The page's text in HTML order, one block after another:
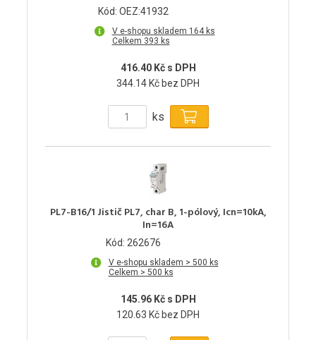
Kód: OEZ:41932
V e-shopu skladem 164 ks
Celkem 393 ks
416.40 Kč s DPH
344.14 Kč bez DPH
ks
PL7-B16/1 Jistič PL7, char B, 1-pólový, Icn=10kA,
In=16A
Kód: 262676
V e-shopu skladem > 500 ks
Celkem > 500 ks
145.96 Kč s DPH
120.63 Kč bez DPH